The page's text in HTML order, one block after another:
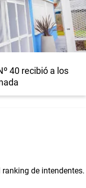
40 recibió a los